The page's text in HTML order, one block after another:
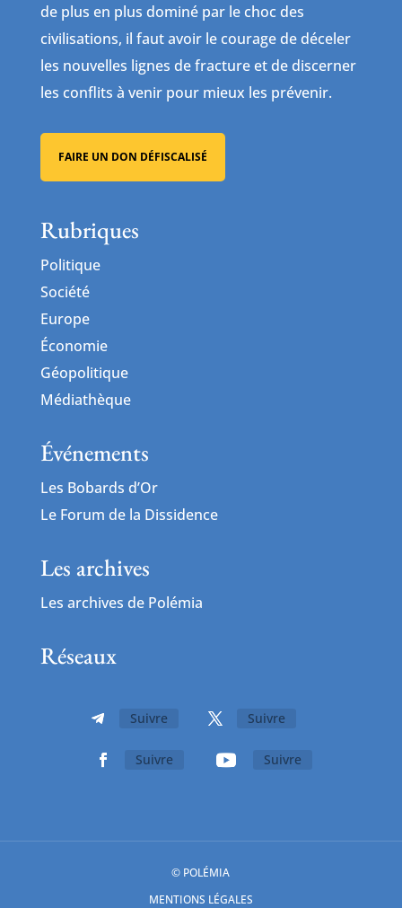
de plus en plus dominé par le choc des
civilisations, il faut avoir le courage de déceler
les nouvelles lignes de fracture et de discerner
les conflits à venir pour mieux les prévenir.
FAIRE UN DON DÉFISCALISÉ
Rubriques
Politique
Société
Europe
Économie
Géopolitique
Médiathèque
Événements
Les Bobards d’Or
Le Forum de la Dissidence
Les archives
Les archives de Polémia
Réseaux
Suivre Suivre
Suivre Suivre
© POLÉMIA
MENTIONS LÉGALES